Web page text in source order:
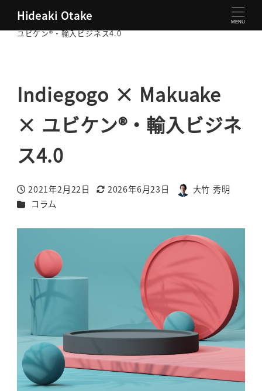
Hideaki Otake MENU
大竹秀明 公式サイト
Indiegogo × Makuake ×
ユビケン®・輸入ビジネス4.0
Indiegogo × Makuake
× ユビケン®・輸入ビジネ
ス4.0
投稿日
2021年2月22日
更新日
2026年6月23日
著
大竹 秀明
カテゴリー
コラム